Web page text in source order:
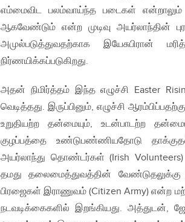
எம்மைவிட பலம்வாய்ந்த படைகள் என்றாலும்
ஆகவேண்டும் என்ற முடிவு அயர்லாந்தின்
அமுல்படுத்துவதற்காக இயேசுபிரான்
நிர்ணயிக்கப்படுகிறது.
அதன் நிமிர்த்தம் இந்த எழுச்சி Easter
வெடித்தது. இருப்பினும், எழுச்சி
உறுதியற்ற தன்மையும், உடன்பாடற்ற
குழப்பத்தை உண்டுபண்ணியதோடு
அயர்லாந்து தொண்டர்கள் (Irish
தமது தலைமைத்துவத்தின்
பிரஜைகள் இராணுவம் (Citizen Army) என்ற
நடவடிக்கைகளில் இறங்கியது. அத்துடன்,